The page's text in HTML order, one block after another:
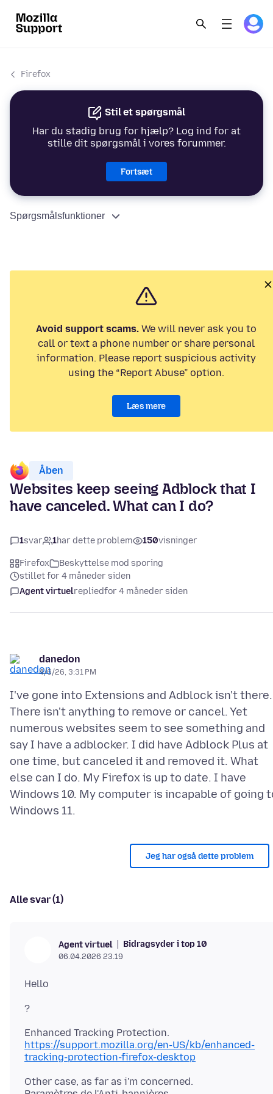
Firefox
Stil et spørgsmål
Har du stadig brug for hjælp? Log ind for at
stille dit spørgsmål i vores forummer.
Fortsæt
Spørgsmålsfunktioner
Avoid support scams. We will never ask you to
call or text a phone number or share personal
information. Please report suspicious activity
using the “Report Abuse” option.
Læs mere
Åben
Websites keep seeing Adblock that I
have canceled. What can I do?
1svar 1har dette problem 150visninger
Firefox
Beskyttelse mod sporing
stillet for 4 måneder siden
Agent virtuelrepliedfor 4 måneder siden
danedon
4/6/26, 3:31 PM
I've gone into Extensions and Adblock isn't there.
There isn't anything to remove or cancel. Yet
numerous websites seem to see something and
say I have a adblocker. I did have Adblock Plus at
one time, but canceled it and removed it. What
else can I do. My Firefox is up to date. I have
Windows 10. My computer is incapable of going
Jeg har også dette problem
Alle svar (1)
Agent virtuel Bidragsyder i top 10
06.04.2026 23.19
https://support.mozilla.org/en-US/kb/enhanced-
tracking-protection-firefox-desktop
Other case, as far as i'm concerned.